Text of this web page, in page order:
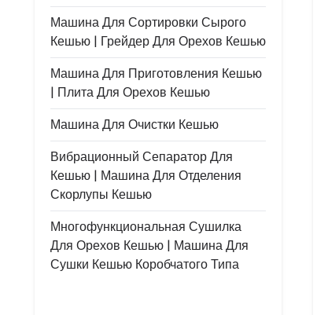
Машина Для Сортировки Сырого
Кешью | Грейдер Для Орехов Кешью
Машина Для Приготовления Кешью
| Плита Для Орехов Кешью
Машина Для Очистки Кешью
Вибрационный Сепаратор Для
Кешью | Машина Для Отделения
Скорлупы Кешью
Многофункциональная Сушилка
Для Орехов Кешью | Машина Для
Сушки Кешью Коробчатого Типа